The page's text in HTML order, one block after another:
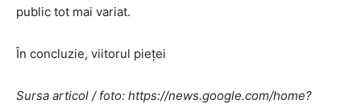
public tot mai variat.
În concluzie, viitorul pieței
Sursa articol / foto: https://news.google.com/home?